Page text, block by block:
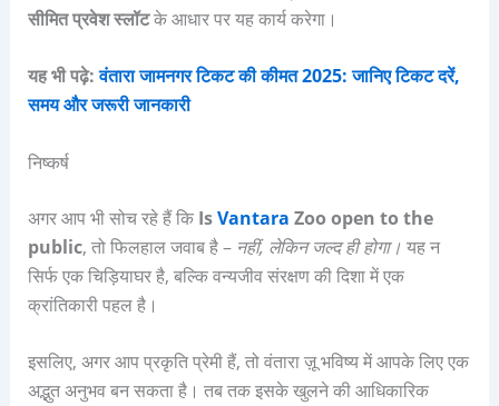
सीमित प्रवेश स्लॉटके आधार पर यह कार्य करेगा।
यह भी पढ़े:वंतारा जामनगर टिकट की कीमत 2025: जानिए टिकट दरें,
समय और जरूरी जानकारी
निष्कर्ष
अगर आप भी सोच रहे हैं कि IsVantara Zoo open to the
public, तो फिलहाल जवाब है – नहीं, लेकिन जल्द ही होगा। यह न
सिर्फ एक चिड़ियाघर है, बल्कि वन्यजीव संरक्षण की दिशा में एक
क्रांतिकारी पहल है।
इसलिए, अगर आप प्रकृति प्रेमी हैं, तो वंतारा ज़ू भविष्य में आपके लिए एक
अद्भुत अनुभव बन सकता है। तब तक इसके खुलने की आधिकारिक